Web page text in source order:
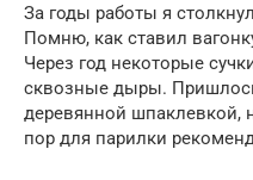
За годы работы я
Помню, как ставил
Через год некоторые
сквозные дыры.
деревянной шпаклевкой,
пор для парилки